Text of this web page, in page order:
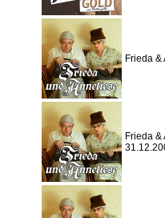
Frieda
Frieda